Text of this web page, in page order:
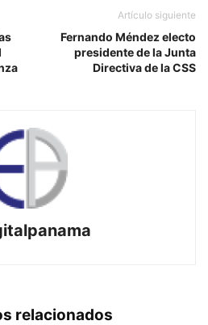
Artículo siguiente
Fernando Méndez electo
presidente de la Junta
Directiva de la CSS
relacionados